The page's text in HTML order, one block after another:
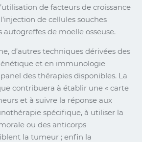
de facteurs de croissance
de cellules souches
de moelle osseuse.
d’autres techniques dérivées des
et en immunologie
des thérapies disponibles. La
contribuera à établir une « carte
et à suivre la réponse aux
spécifique, à utiliser la
ou des anticorps
la tumeur ; enfin la